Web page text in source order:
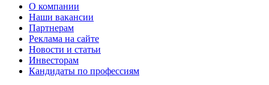
О компании
Наши вакансии
Партнерам
Реклама на сайте
Новости и статьи
Инвесторам
Кандидаты по профессиям